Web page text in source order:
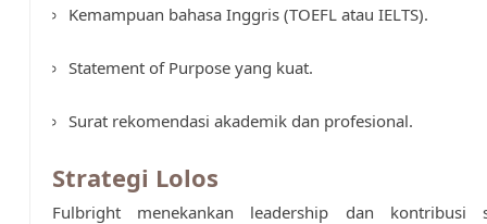
Kemampuan bahasa Inggris (TOEFL atau IELTS).
Statement of Purpose yang kuat.
Surat rekomendasi akademik dan profesional.
Strategi Lolos
Fulbright menekankan leadership dan kontribusi